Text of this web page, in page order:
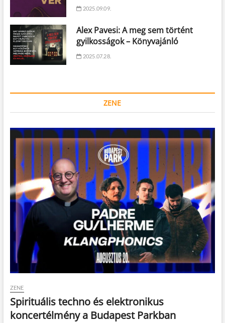
2025.09.09.
Alex Pavesi: A meg sem történt
gyilkosságok – Könyvajánló
2025.07.28.
ZENE
ZENE
Spirituális techno és elektronikus
koncertélmény a Budapest Parkban